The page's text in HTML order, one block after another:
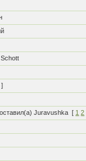
]
оставил(а) Juravushka [ 1 2